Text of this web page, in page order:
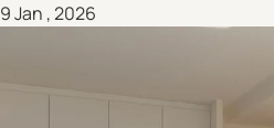
9 Jan , 2026